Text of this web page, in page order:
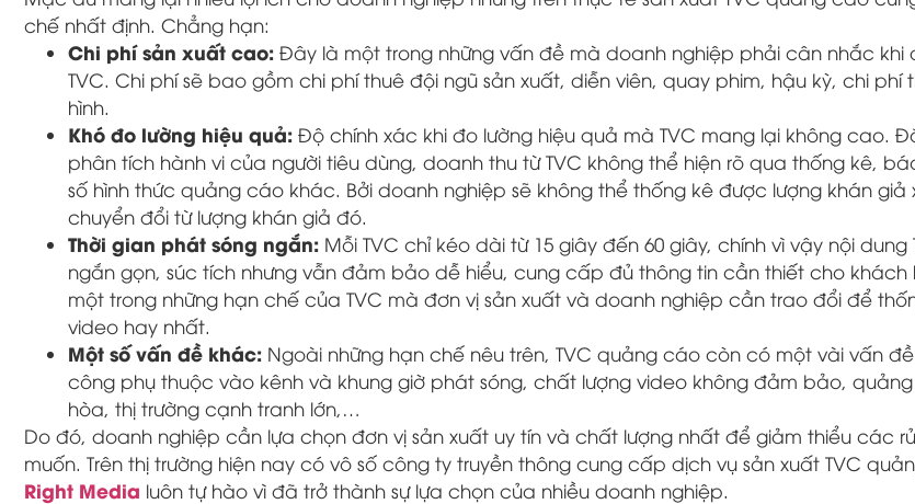
chế nhất định. Chẳng hạn:
Chi phí sản xuất cao: Đây là một trong những vấn đề mà doanh nghiệp phải cân nhắc khi
TVC. Chi phí sẽ bao gồm chi phí thuê đội ngũ sản xuất, diễn viên, quay phim, hậu kỳ, chi phí
hình.
Khó đo lường hiệu quả: Độ chính xác khi đo lường hiệu quả mà TVC mang lại không cao.
phân tích hành vi của người tiêu dùng, doanh thu từ TVC không thể hiện rõ qua thống kê,
số hình thức quảng cáo khác. Bởi doanh nghiệp sẽ không thể thống kê được lượng khán giả
chuyển đổi từ lượng khán giả đó.
Thời gian phát sóng ngắn: Mỗi TVC chỉ kéo dài từ 15 giây đến 60 giây, chính vì vậy nội
ngắn gọn, súc tích nhưng vẫn đảm bảo dễ hiểu, cung cấp đủ thông tin cần thiết cho
một trong những hạn chế của TVC mà đơn vị sản xuất và doanh nghiệp cần trao đổi để
video hay nhất.
Một số vấn đề khác: Ngoài những hạn chế nêu trên, TVC quảng cáo còn có một vài vấn
công phụ thuộc vào kênh và khung giờ phát sóng, chất lượng video không đảm bảo,
hòa, thị trường cạnh tranh lớn,…
Do đó, doanh nghiệp cần lựa chọn đơn vị sản xuất uy tín và chất lượng nhất để giảm thiểu các
muốn. Trên thị trường hiện nay có vô số công ty truyền thông cung cấp dịch vụ sản xuất TVC
Right Media luôn tự hào vì đã trở thành sự lựa chọn của nhiều doanh nghiệp.